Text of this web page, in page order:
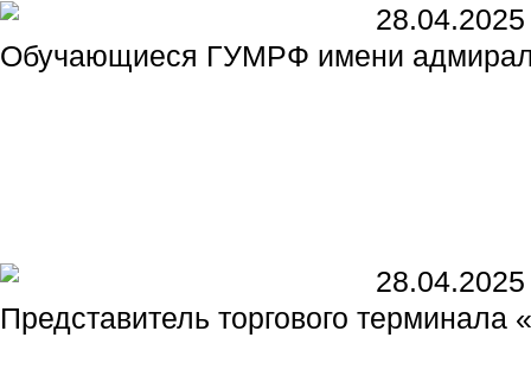
28.04.2025
Обучающиеся ГУМРФ имени
28.04.2025
Представитель торгового